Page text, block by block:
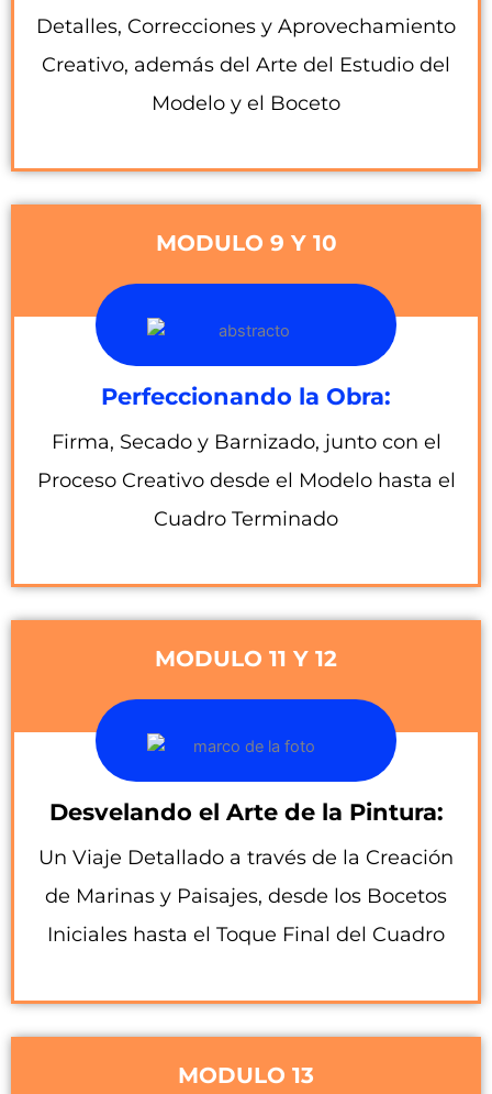
Detalles, Correcciones y Aprovechamiento
Creativo, además del Arte del Estudio del
Modelo y el Boceto
MODULO 9 Y 10
Perfeccionando la Obra:
Firma, Secado y Barnizado, junto con el
Proceso Creativo desde el Modelo hasta el
Cuadro Terminado
MODULO 11 Y 12
Desvelando el Arte de la Pintura:
Un Viaje Detallado a través de la Creación
de Marinas y Paisajes, desde los Bocetos
Iniciales hasta el Toque Final del Cuadro
MODULO 13